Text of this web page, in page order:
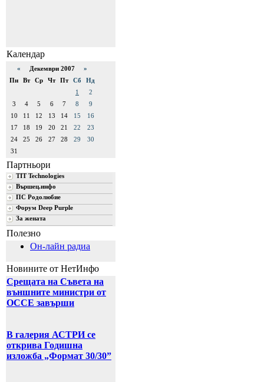
Календар
« Декември 2007 »
Пн
Вт Ср Чт Пт Сб
Нд
1
2
3
4 5 6 7 8
9
10
11 12 13 14 15
16
17
18 19 20 21 22
23
24
25 26 27 28 29
30
31
Партньори
TIT Technologies
Вършец.инфо
ПС Родолюбие
Форум Deep Purple
За жената
Полезно
Он-лайн радиа
Новините от НетИнфо
Срещата на Съвета на
външните министри от
ОССЕ завърши
В галерия АСТРИ се
открива Годишна
изложба „Формат 30/30”